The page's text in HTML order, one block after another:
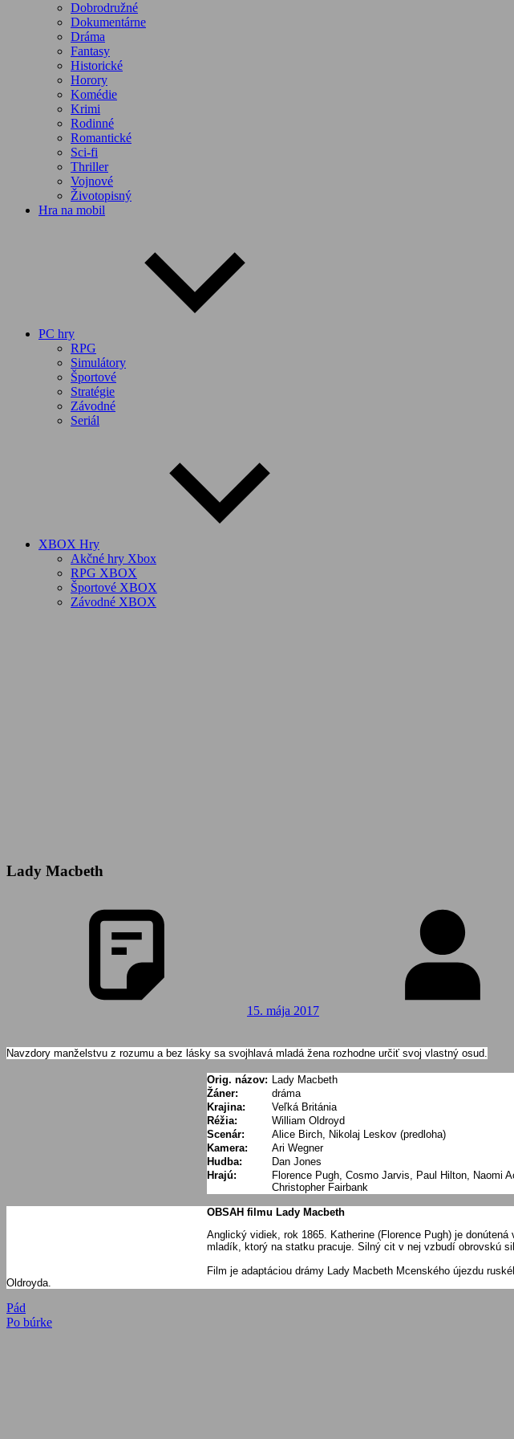
Dobrodružné
Dokumentárne
Dráma
Fantasy
Historické
Horory
Komédie
Krimi
Rodinné
Romantické
Sci-fi
Thriller
Vojnové
Životopisný
Hra na mobil
PC hry
RPG
Simulátory
Športové
Stratégie
Závodné
Seriál
XBOX Hry
Akčné hry Xbox
RPG XBOX
Športové XBOX
Závodné XBOX
Lady Macbeth
15. mája 2017
Navzdory manželstvu z rozumu a bez lásky sa svojhlavá mladá žena rozhodne určiť svoj vlastný osud.
Orig. názov: Lady Macbeth
Žáner:
dráma
Krajina:
Veľká Británia
Réžia:
William Oldroyd
Scenár:
Alice Birch, Nikolaj Leskov (predloha)
Kamera:
Ari Wegner
Hudba:
Dan Jones
Hrajú:
Florence Pugh, Cosmo Jarvis, Paul Hilton, Naomi
Christopher Fairbank
OBSAH filmu Lady Macbeth
Anglický vidiek, rok 1865. Katherine (Florence Pugh) je
mladík, ktorý na statku pracuje. Silný cit v nej vzbudí obrovskú
Film je adaptáciou drámy Lady Macbeth Mcenského újezdu
Oldroyda.
Navigácia
v
Previous
Post:
Pád
Next
Po búrke